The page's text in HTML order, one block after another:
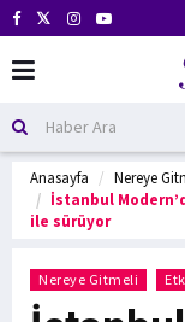
Anasayfa
Nereye
İstanbul
ile sürüyor
Nereye Gitmeli